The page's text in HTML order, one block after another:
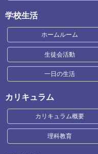
学校生活
ホームルーム
生徒会活動
一日の生活
カリキュラム
カリキュラム概要
理科教育